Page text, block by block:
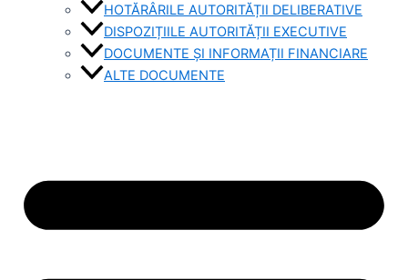
HOTĂRÂRILE AUTORITĂȚII DELIBERATIVE
DISPOZIȚIILE AUTORITĂȚII EXECUTIVE
DOCUMENTE ȘI INFORMAȚII FINANCIARE
ALTE DOCUMENTE